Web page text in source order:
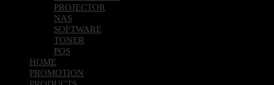
PROJECTOR
NAS
SOFTWARE
TONER
POS
HOME
PROMOTION